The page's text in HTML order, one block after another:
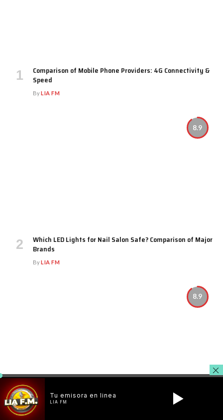
Comparison of Mobile Phone Providers: 4G Connectivity &
Speed
ByLIA FM
8.9
Which LED Lights for Nail Salon Safe? Comparison of Major
Brands
ByLIA FM
8.9
Review: Xiaomi’s New Loudspeakers for Hi-fi and Home
Cinema Systems
Tu emisora en linea
LIA FM